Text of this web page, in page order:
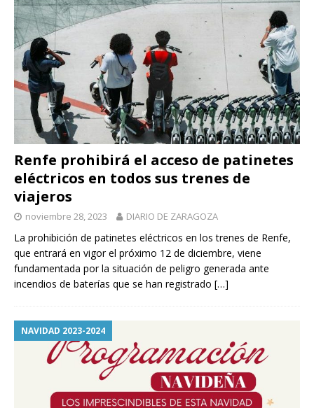
Renfe prohibirá el acceso de patinetes
eléctricos en todos sus trenes de
viajeros
noviembre 28, 2023 DIARIO DE ZARAGOZA
La prohibición de patinetes eléctricos en los trenes de Renfe,
que entrará en vigor el próximo 12 de diciembre, viene
fundamentada por la situación de peligro generada ante
incendios de baterías que se han registrado […]
NAVIDAD 2023-2024